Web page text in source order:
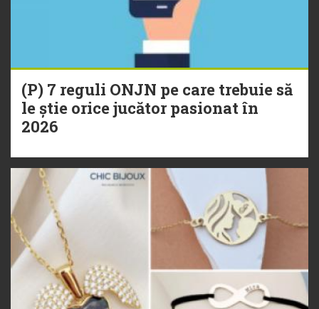
(P) 7 reguli ONJN pe care trebuie să
le știe orice jucător pasionat în
2026